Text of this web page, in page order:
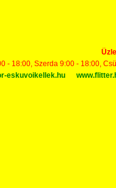
- 18:00, Szerda 9:00 - 18:00,
eskuvoikellek.hu